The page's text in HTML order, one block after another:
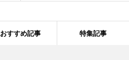
おすすめ記事 特集記事